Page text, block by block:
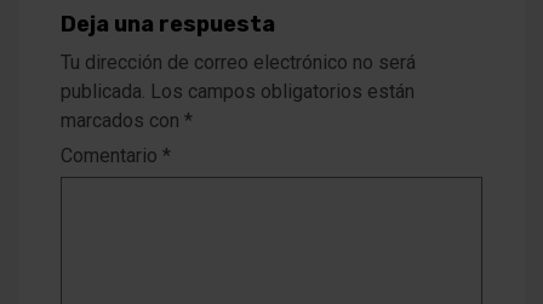
Deja una respuesta
Tu dirección de correo electrónico no será
publicada. Los campos obligatorios están
marcados con *
Comentario *